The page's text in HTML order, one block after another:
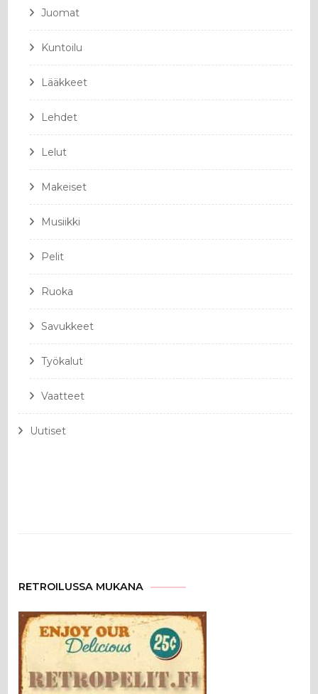
Juomat
Kuntoilu
Lääkkeet
Lehdet
Lelut
Makeiset
Musiikki
Pelit
Ruoka
Savukkeet
Työkalut
Vaatteet
Uutiset
RETROILUSSA MUKANA